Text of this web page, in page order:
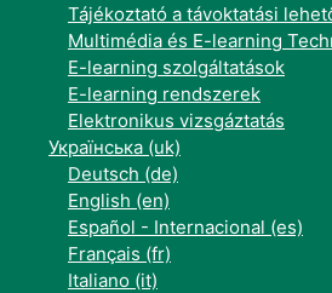
Tájékoztató a távoktatási
Multimédia és E-learning
E-learning szolgáltatások
E-learning rendszerek
Elektronikus vizsgáztatás
Українська ‎(uk)‎
Deutsch ‎(de)‎
English ‎(en)‎
Español - Internacional ‎(es)‎
Français ‎(fr)‎
Italiano ‎(it)‎